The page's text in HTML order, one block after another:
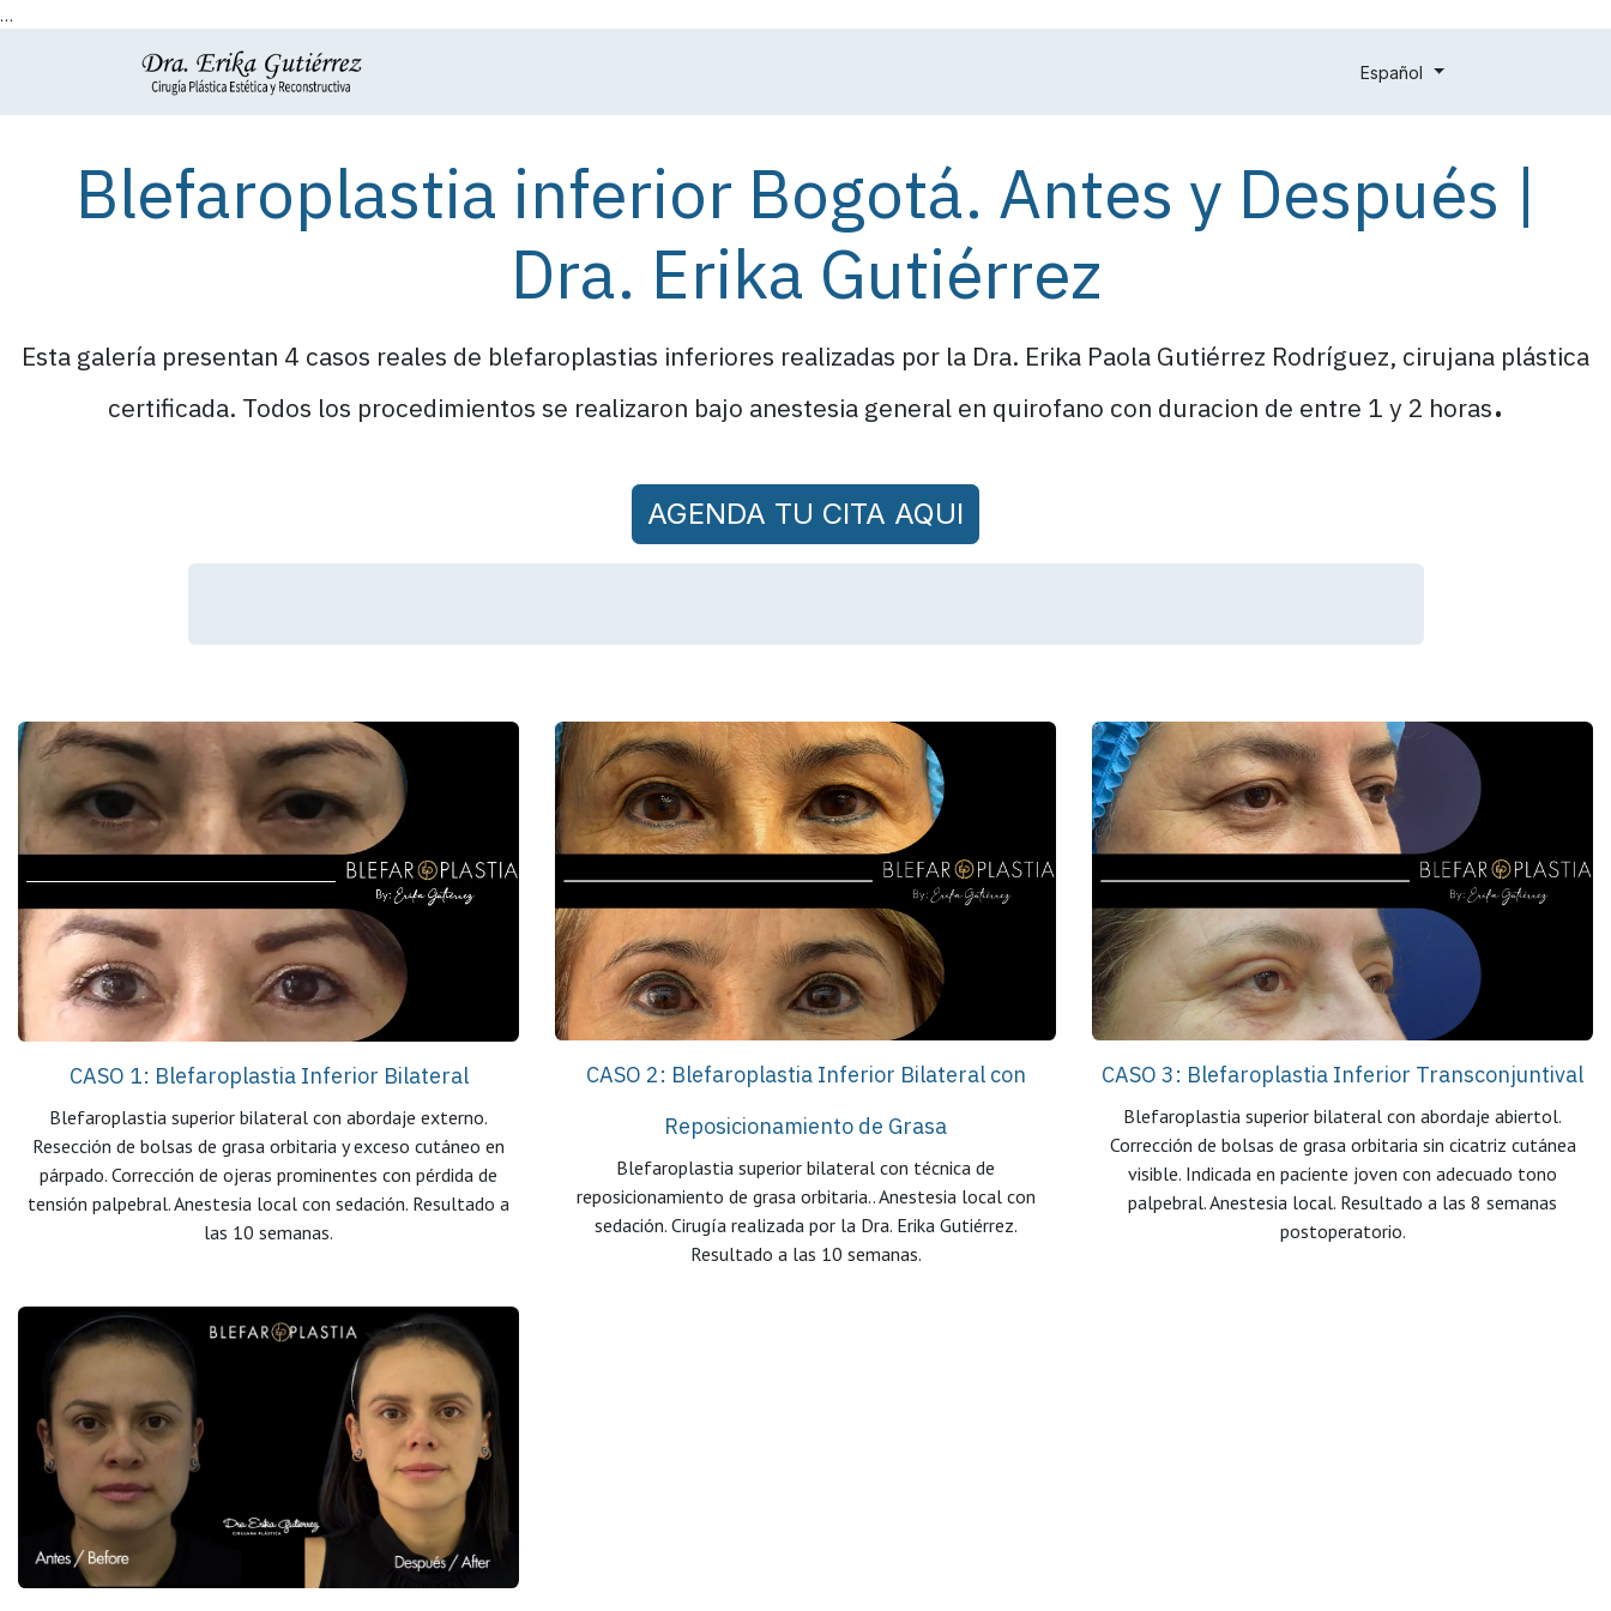
...
Disforia de genero
Español
Blefaroplastia inferior Bogotá. Antes y Después |
Dra. Erika Gutiérrez
Esta galería presentan 4 casos reales de blefaroplastias inferiores realizadas por la Dra. Erika Paola Gutiérrez Rodríguez, cirujana plástica
certificada. Todos los procedimientos se realizaron bajo anestesia general en quirofano con duracion de entre 1 y 2 horas.
AGENDA TU CITA AQUI
CASO 1: Blefaroplastia Inferior Bilateral
Blefaroplastia superior bilateral con abordaje externo.
Resección de bolsas de grasa orbitaria y exceso cutáneo en
párpado. Corrección de ojeras prominentes con pérdida de
tensión palpebral. Anestesia local con sedación. Resultado a
las 10 semanas.
CASO 2: Blefaroplastia Inferior Bilateral con
Reposicionamiento de Grasa
Blefaroplastia superior bilateral con técnica de
reposicionamiento de grasa orbitaria.. Anestesia local con
sedación. Cirugía realizada por la Dra. Erika Gutiérrez.
Resultado a las 10 semanas.
CASO 3: Blefaroplastia Inferior Transconjuntival
Blefaroplastia superior bilateral con abordaje abiertol.
Corrección de bolsas de grasa orbitaria sin cicatriz cutánea
visible. Indicada en paciente joven con adecuado tono
palpebral. Anestesia local. Resultado a las 8 semanas
postoperatorio.